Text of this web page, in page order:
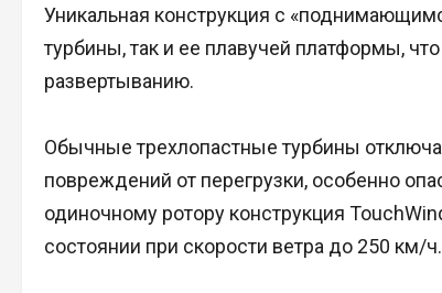
Уникальная конструкция с
турбины, так и ее плавучей платформы,
развертыванию.
Обычные трехлопастные турбины
повреждений от перегрузки, особенно
одиночному ротору конструкция
состоянии при скорости ветра до 250 км/ч.